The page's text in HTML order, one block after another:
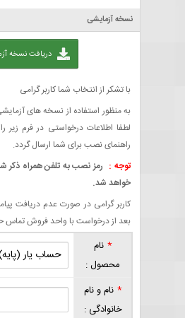
نسخه آزمایشی
دریافت نسخه
با تشکر از انتخاب شما کاربر گرامی
به منظور استفاده از نسخه های
لطفا اطلاعات درخواستی در فرم زیر
راهنمای نصب برای شما ارسال گردد.
توجه : رمز نصب به تلفن همراه ذکر
خواهد شد.
بعد از درخواست با واحد فروش تماس
* نام
محصول :
* نام و نام
خانوادگی :